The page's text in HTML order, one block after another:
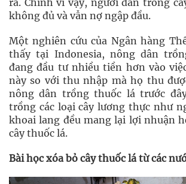
ra. Chính vì vậy, người dân trồng
không đủ và vẫn nợ ngập đầu.
Một nghiên cứu của Ngân hàng
thấy tại Indonesia, nông dân
đang đầu tư nhiều tiền hơn vào
này so với thu nhập mà họ thu
nông dân trồng thuốc lá trước
trồng các loại cây lương thực như
khoai lang đều mang lại lợi nhuận
cây thuốc lá.
Bài học xóa bỏ cây thuốc lá từ các